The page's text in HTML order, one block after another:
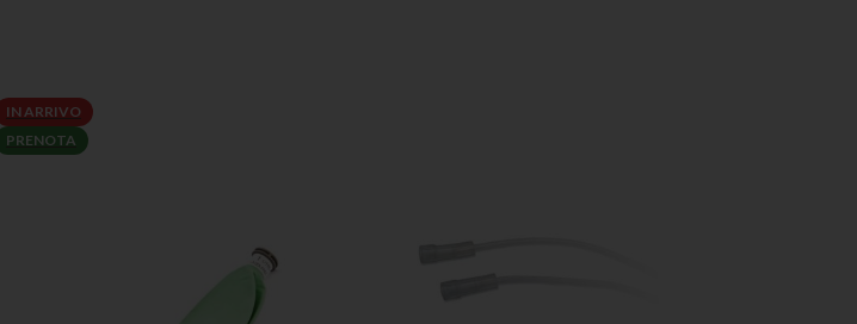
IN ARRIVO
PRENOTA